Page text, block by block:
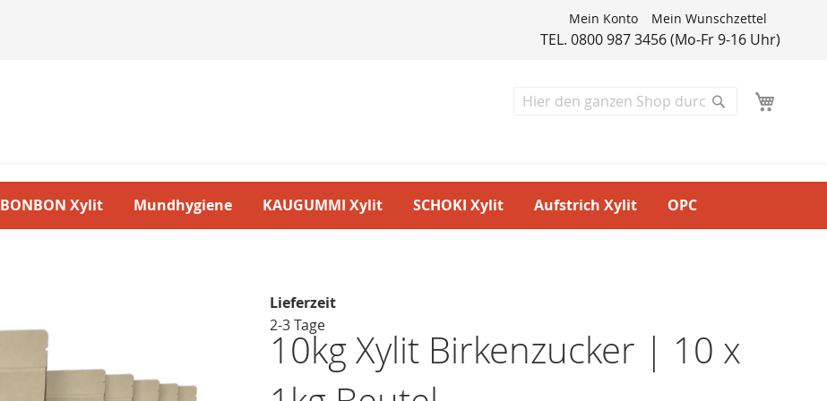
Mein Konto Mein Wunschzettel
TEL. 0800 987 3456 (Mo-Fr 9-16 Uhr)
Suche
BONBON Xylit Mundhygiene KAUGUMMI Xylit SCHOKI Xylit Aufstrich Xylit OPC
Lieferzeit
2-3 Tage
10kg Xylit Birkenzucker | 10 x